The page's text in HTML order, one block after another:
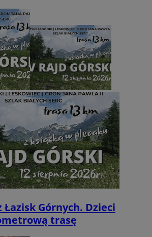
Łazisk Górnych. Dzieci
trasę